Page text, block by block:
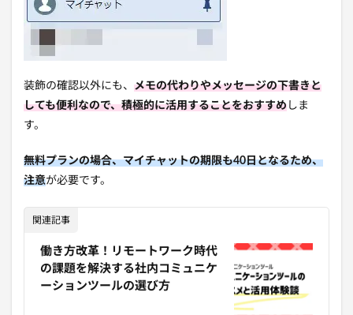
装飾の確認以外にも、 メモの代わりやメッセージの下書きと
しても便利なので、積極的に活用することをおすすめ しま
す。
無料プランの場合、マイチャットの期限も40日となるため、
注意が必要です。
関連記事
働き方改革！リモートワーク時代
の課題を解決する社内コミュニケ
ーションツールの選び方